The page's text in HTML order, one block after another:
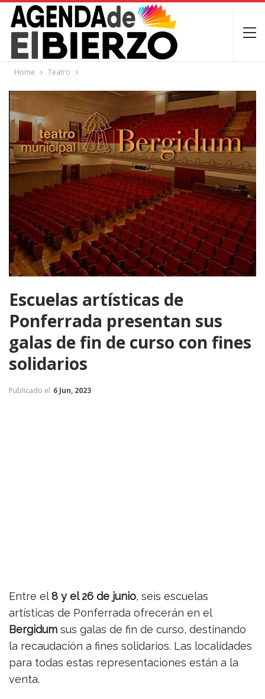
Home Teatro
Escuelas artísticas de
Ponferrada presentan sus
galas de fin de curso con fines
solidarios
Publicado el 6 Jun, 2023
Entre el8 y el 26 de junio, seis escuelas
artísticas de Ponferrada ofrecerán en el
Bergidum sus galas de fin de curso, destinando
la recaudación a fines solidarios. Las localidades
para todas estas representaciones están a la
venta.